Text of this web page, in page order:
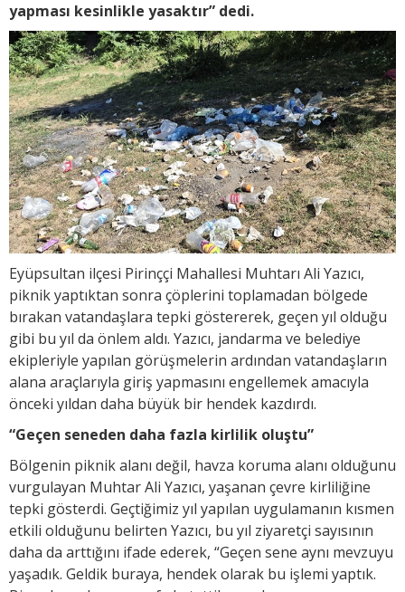
yapması kesinlikle yasaktır” dedi.
Eyüpsultan ilçesi Pirinççi Mahallesi Muhtarı Ali Yazıcı,
piknik yaptıktan sonra çöplerini toplamadan bölgede
bırakan vatandaşlara tepki göstererek, geçen yıl olduğu
gibi bu yıl da önlem aldı. Yazıcı, jandarma ve belediye
ekipleriyle yapılan görüşmelerin ardından vatandaşların
alana araçlarıyla giriş yapmasını engellemek amacıyla
önceki yıldan daha büyük bir hendek kazdırdı.
“Geçen seneden daha fazla kirlilik oluştu”
Bölgenin piknik alanı değil, havza koruma alanı olduğunu
vurgulayan Muhtar Ali Yazıcı, yaşanan çevre kirliliğine
tepki gösterdi. Geçtiğimiz yıl yapılan uygulamanın kısmen
etkili olduğunu belirten Yazıcı, bu yıl ziyaretçi sayısının
daha da arttığını ifade ederek, “Geçen sene aynı mevzuyu
yaşadık. Geldik buraya, hendek olarak bu işlemi yaptık.